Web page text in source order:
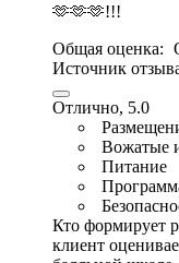
🫶🫶🫶!!!
Общая оценка:
Источник
Отлично, 5.0
Вожатые
Питание
Кто формирует
клиент